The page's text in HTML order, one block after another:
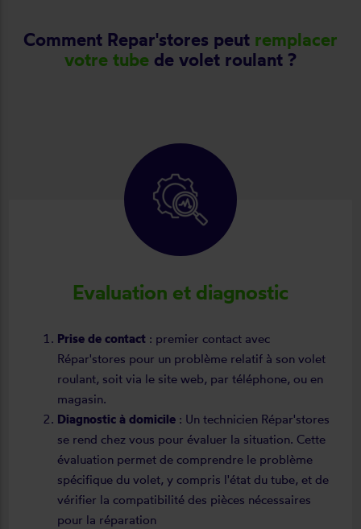
Comment Repar'stores peut remplacer
votre tube de volet roulant ?
Evaluation et diagnostic
Prise de contact : premier contact avec
Répar'stores pour un problème relatif à son volet
roulant, soit via le site web, par téléphone, ou en
magasin.
Diagnostic à domicile : Un technicien Répar'stores
se rend chez vous pour évaluer la situation. Cette
évaluation permet de comprendre le problème
spécifique du volet, y compris l'état du tube, et de
vérifier la compatibilité des pièces nécessaires
pour la réparation